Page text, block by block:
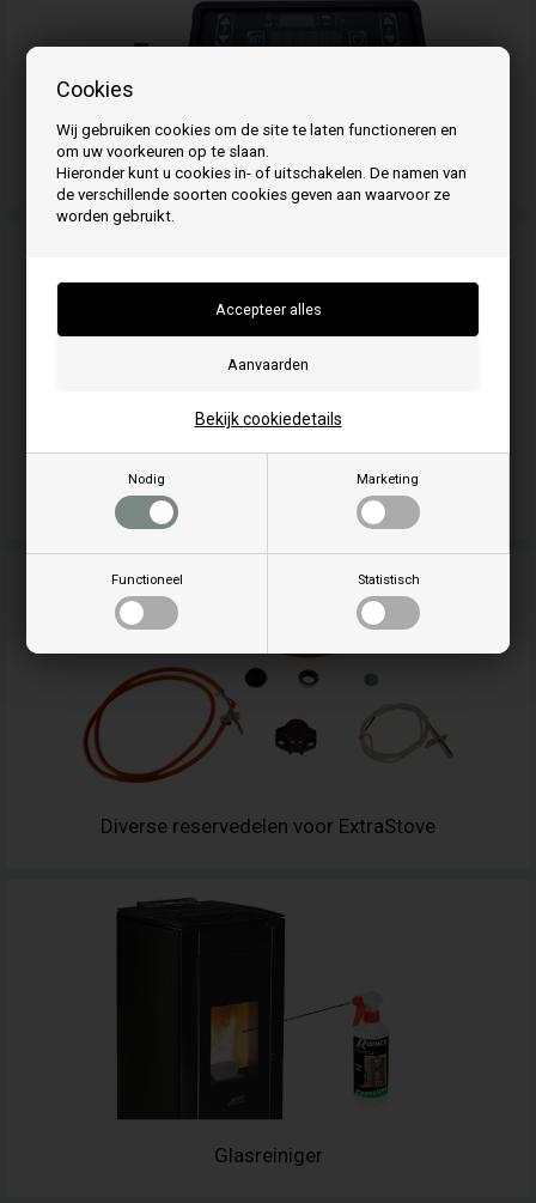
Cookies
Wij gebruiken cookies om de site te laten functioneren en
om uw voorkeuren op te slaan.
Hieronder kunt u cookies in- of uitschakelen. De namen van
de verschillende soorten cookies geven aan waarvoor ze
worden gebruikt.
Nodig Marketing
Functioneel Statistisch
Bekijk cookiedetails
Display voor ExtraStove
Afdichtkoord voor pelletkachel
Diverse reservedelen voor ExtraStove
Glasreiniger